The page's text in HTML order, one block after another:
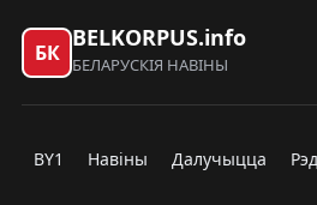
БК
BELKORPUS.info
БЕЛАРУСКІЯ НАВІНЫ
BY1 Навіны Далучыцца